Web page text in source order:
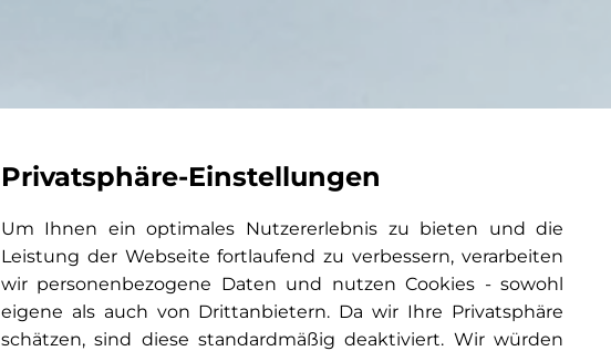
Privatsphäre-Einstellungen
Um Ihnen ein optimales Nutzererlebnis zu bieten und die
Leistung der Webseite fortlaufend zu verbessern, verarbeiten
wir personenbezogene Daten und nutzen Cookies - sowohl
eigene als auch von Drittanbietern. Da wir Ihre Privatsphäre
schätzen, sind diese standardmäßig deaktiviert. Wir würden